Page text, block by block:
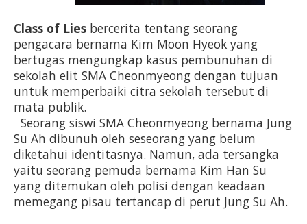
Class of Lies bercerita tentang seorang
pengacara bernama Kim Moon Hyeok yang
bertugas mengungkap kasus pembunuhan di
sekolah elit SMA Cheonmyeong dengan tujuan
untuk memperbaiki citra sekolah tersebut di
mata publik.
Seorang siswi SMA Cheonmyeong bernama Jung
Su Ah dibunuh oleh seseorang yang belum
diketahui identitasnya. Namun, ada tersangka
yaitu seorang pemuda bernama Kim Han Su
yang ditemukan oleh polisi dengan keadaan
memegang pisau tertancap di perut Jung Su Ah.